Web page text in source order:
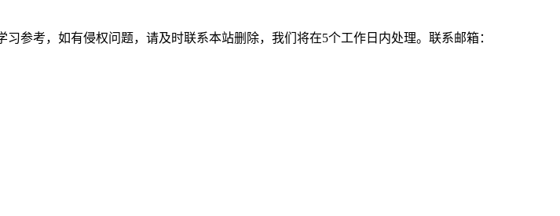
参考，如有侵权问题，请及时联系本站删除，我们将在5个工作日内处理。联系邮箱：